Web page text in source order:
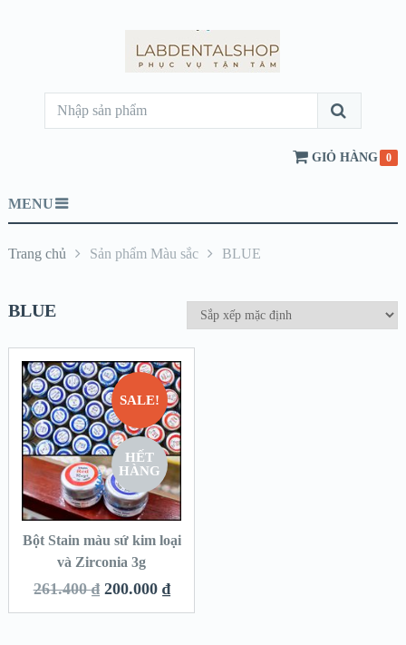
GIỎ HÀNG 0
MENU
Trang chủ Sản phẩm Màu sắc BLUE
BLUE
SALE!
HẾT
HÀNG
Bột Stain màu sứ kim loại
và Zirconia 3g
261.400₫ 200.000 ₫